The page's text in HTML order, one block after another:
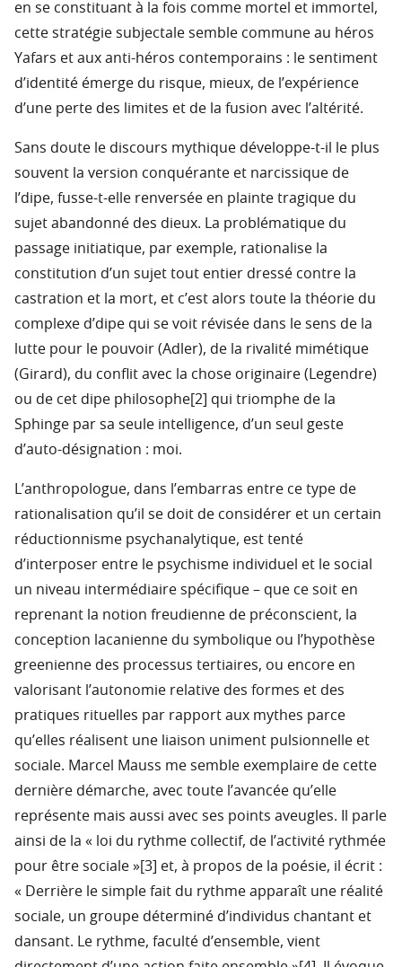
en se constituant à la fois comme mortel et immortel,
cette stratégie subjectale semble commune au héros
Yafars et aux anti-héros contemporains : le sentiment
d’identité émerge du risque, mieux, de l’expérience
d’une perte des limites et de la fusion avec l’altérité.
Sans doute le discours mythique développe-t-il le plus
souvent la version conquérante et narcissique de
l’dipe, fusse-t-elle renversée en plainte tragique du
sujet abandonné des dieux. La problématique du
passage initiatique, par exemple, rationalise la
constitution d’un sujet tout entier dressé contre la
castration et la mort, et c’est alors toute la théorie du
complexe d’dipe qui se voit révisée dans le sens de la
lutte pour le pouvoir (Adler), de la rivalité mimétique
(Girard), du conflit avec la chose originaire (Legendre)
ou de cet dipe philosophe[2] qui triomphe de la
Sphinge par sa seule intelligence, d’un seul geste
d’auto-désignation : moi.
L’anthropologue, dans l’embarras entre ce type de
rationalisation qu’il se doit de considérer et un certain
réductionnisme psychanalytique, est tenté
d’interposer entre le psychisme individuel et le social
un niveau intermédiaire spécifique – que ce soit en
reprenant la notion freudienne de préconscient, la
conception lacanienne du symbolique ou l’hypothèse
greenienne des processus tertiaires, ou encore en
valorisant l’autonomie relative des formes et des
pratiques rituelles par rapport aux mythes parce
qu’elles réalisent une liaison uniment pulsionnelle et
sociale. Marcel Mauss me semble exemplaire de cette
dernière démarche, avec toute l’avancée qu’elle
représente mais aussi avec ses points aveugles. Il parle
ainsi de la « loi du rythme collectif, de l’activité rythmée
pour être sociale »[3] et, à propos de la poésie, il écrit :
« Derrière le simple fait du rythme apparaît une réalité
sociale, un groupe déterminé d’individus chantant et
dansant. Le rythme, faculté d’ensemble, vient